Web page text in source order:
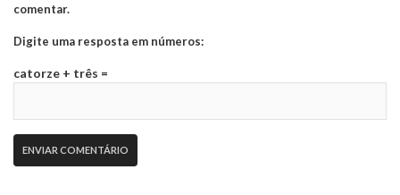
comentar.
Digite uma resposta em números:
catorze + três =